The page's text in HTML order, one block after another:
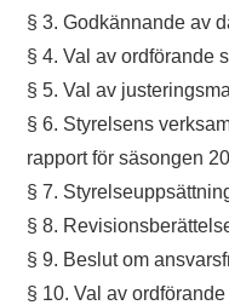
§ 3. Godkännande av
§ 4. Val av ordförande
§ 5. Val av
§ 6. Styrelsens
rapport för säsongen
§ 7.
§ 8.
§ 9. Beslut om
§ 10. Val av